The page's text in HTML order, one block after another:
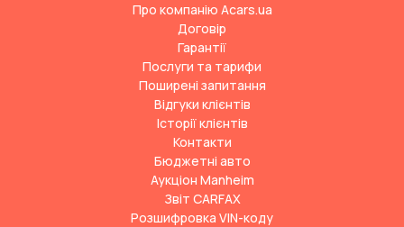
Про компанію Acars.ua
Договір
Гарантії
Послуги та тарифи
Поширені запитання
Відгуки клієнтів
Історії клієнтів
Контакти
Бюджетні авто
Аукціон Manheim
Звіт CARFAX
Розшифровка VIN-коду